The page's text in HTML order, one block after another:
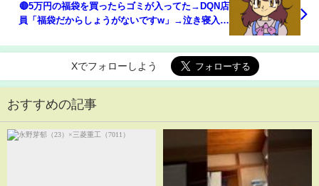
🔴5万円の福袋を買ったらゴミが入ってた→DQN店
員「福袋だからしょうがないですw」→泣き寝入り
る話】【漫画】
Xでフォローしよう
おすすめの記事